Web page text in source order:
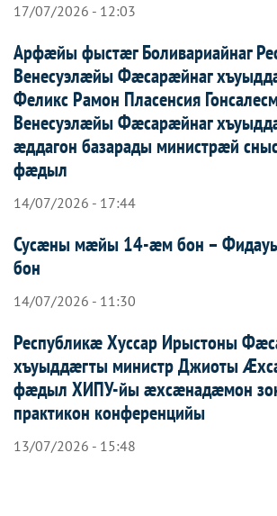
17/07/2026 - 12:03
Арфæйы фыстæг Боливариайнаг
Венесуэлæйы Фæсарæйнаг
Феликс Рамон Пласенсия
Венесуэлæйы Фæсарæйнаг
æддагон базарады министрæй
фæдыл
14/07/2026 - 17:44
Сусæны мæйы 14-æм бон –
бон
14/07/2026 - 11:30
Республикæ Хуссар Ирыстоны
хъуыддæгты министр Джиоты
фæдыл ХИПУ-йы æхсæнадæмон
практикон конференцийы
13/07/2026 - 15:48